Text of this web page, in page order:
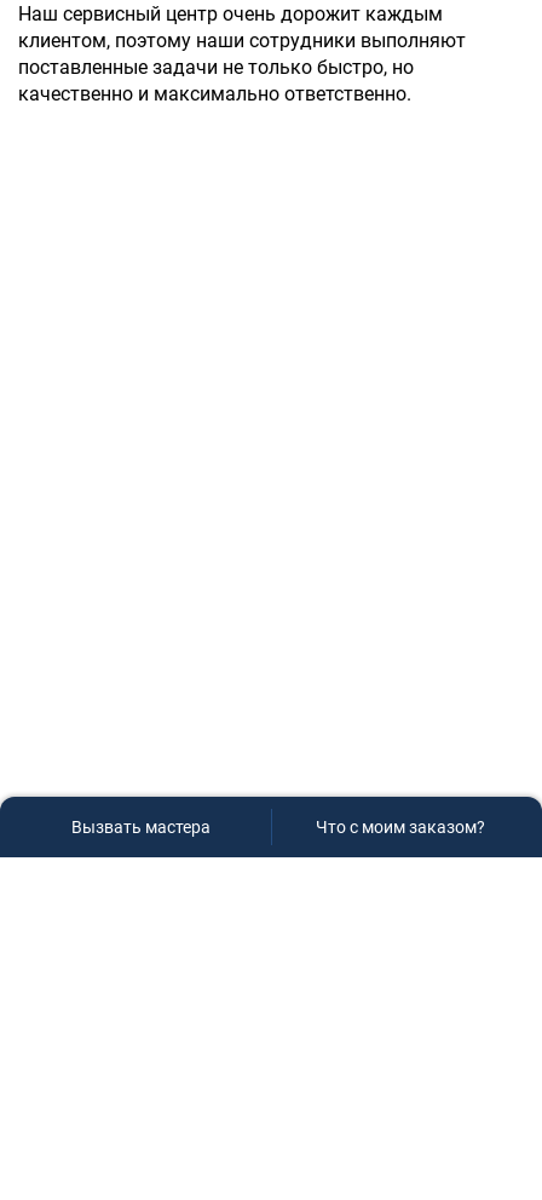
Наш сервисный центр очень дорожит каждым
клиентом, поэтому наши сотрудники выполняют
поставленные задачи не только быстро, но
качественно и максимально ответственно.
Вызвать мастера Что с моим заказом?